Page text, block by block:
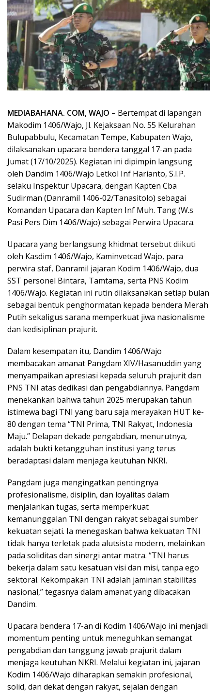
MEDIABAHANA. COM, WAJO – Bertempat di lapangan
Makodim 1406/Wajo, Jl. Kejaksaan No. 55 Kelurahan
Bulupabbulu, Kecamatan Tempe, Kabupaten Wajo,
dilaksanakan upacara bendera tanggal 17-an pada
Jumat (17/10/2025). Kegiatan ini dipimpin langsung
oleh Dandim 1406/Wajo Letkol Inf Harianto, S.I.P.
selaku Inspektur Upacara, dengan Kapten Cba
Sudirman (Danramil 1406-02/Tanasitolo) sebagai
Komandan Upacara dan Kapten Inf Muh. Tang (W.s
Pasi Pers Dim 1406/Wajo) sebagai Perwira Upacara.
Upacara yang berlangsung khidmat tersebut diikuti
oleh Kasdim 1406/Wajo, Kaminvetcad Wajo, para
perwira staf, Danramil jajaran Kodim 1406/Wajo, dua
SST personel Bintara, Tamtama, serta PNS Kodim
1406/Wajo. Kegiatan ini rutin dilaksanakan setiap bulan
sebagai bentuk penghormatan kepada bendera Merah
Putih sekaligus sarana memperkuat jiwa nasionalisme
dan kedisiplinan prajurit.
Dalam kesempatan itu, Dandim 1406/Wajo
membacakan amanat Pangdam XIV/Hasanuddin yang
menyampaikan apresiasi kepada seluruh prajurit dan
PNS TNI atas dedikasi dan pengabdiannya. Pangdam
menekankan bahwa tahun 2025 merupakan tahun
istimewa bagi TNI yang baru saja merayakan HUT ke-
80 dengan tema “TNI Prima, TNI Rakyat, Indonesia
Maju.” Delapan dekade pengabdian, menurutnya,
adalah bukti ketangguhan institusi yang terus
beradaptasi dalam menjaga keutuhan NKRI.
Pangdam juga mengingatkan pentingnya
profesionalisme, disiplin, dan loyalitas dalam
menjalankan tugas, serta memperkuat
kemanunggalan TNI dengan rakyat sebagai sumber
kekuatan sejati. Ia menegaskan bahwa kekuatan TNI
tidak hanya terletak pada alutsista modern, melainkan
pada soliditas dan sinergi antar matra. “TNI harus
bekerja dalam satu kesatuan visi dan misi, tanpa ego
sektoral. Kekompakan TNI adalah jaminan stabilitas
nasional,” tegasnya dalam amanat yang dibacakan
Dandim.
Upacara bendera 17-an di Kodim 1406/Wajo ini menjadi
momentum penting untuk meneguhkan semangat
pengabdian dan tanggung jawab prajurit dalam
menjaga keutuhan NKRI. Melalui kegiatan ini, jajaran
Kodim 1406/Wajo diharapkan semakin profesional,
solid, dan dekat dengan rakyat, sejalan dengan